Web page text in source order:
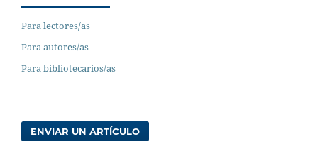
Para lectores/as
Para autores/as
Para bibliotecarios/as
ENVIAR UN ARTÍCULO